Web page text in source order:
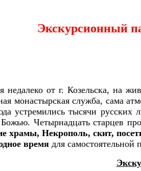
Экскурсионный
недалеко от г. Козельска, на
монастырская служба, сама
устремились тысячи русских
Четырнадцать старцев
храмы, Некрополь, скит,
время для